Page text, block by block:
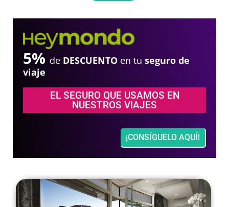
5% de DESCUENTO en tu seguro de
viaje
EL SEGURO QUE USAMOS EN
NUESTROS VIAJES
¡CONSÍGUELO AQUÍ!